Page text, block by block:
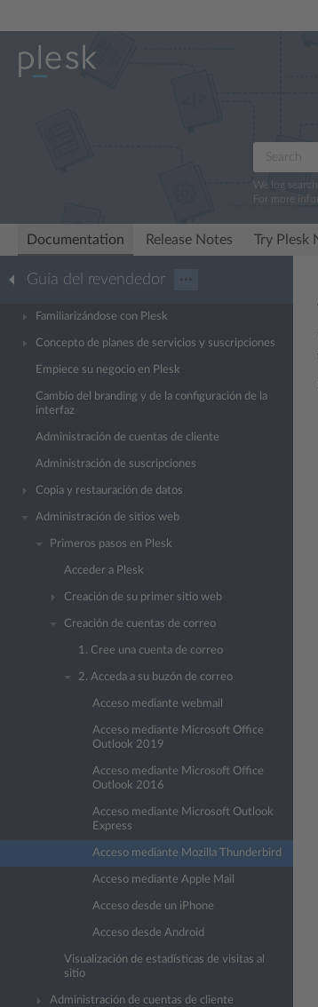
We log
For more
Documentation Release Notes Try Plesk
Guía del revendedor ···
Familiarizándose con Plesk
Concepto de planes de servicios y suscripciones
Empiece su negocio en Plesk
Cambio del branding y de la configuración de la
interfaz
Administración de cuentas de cliente
Administración de suscripciones
Copia y restauración de datos
Administración de sitios web
Primeros pasos en Plesk
Acceder a Plesk
Creación de su primer sitio web
Creación de cuentas de correo
1. Cree una cuenta de correo
2. Acceda a su buzón de correo
Acceso mediante webmail
Acceso mediante Microsoft Office
Outlook 2019
Acceso mediante Microsoft Office
Outlook 2016
Acceso mediante Microsoft Outlook
Express
Acceso mediante Mozilla Thunderbird
Acceso mediante Apple Mail
Acceso desde un iPhone
Acceso desde Android
Visualización de estadísticas de visitas al
sitio
Administración de cuentas de cliente